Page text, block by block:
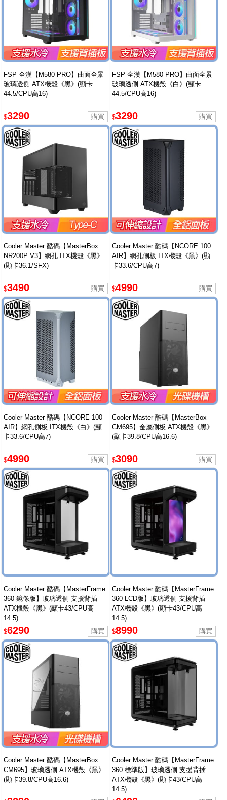
FSP 全漢【M580 PRO】曲面全景
玻璃透側 ATX機殼《黑》(顯卡
44.5/CPU高16)
$3290
FSP 全漢【M580 PRO】曲面全景
玻璃透側 ATX機殼《白》(顯卡
44.5/CPU高16)
$3290
Cooler Master 酷碼【MasterBox
NR200P V3】網孔 ITX機殼《黑》
(顯卡36.1/SFX)
$3490
Cooler Master 酷碼【NCORE 100
AIR】網孔側板 ITX機殼《黑》(顯
卡33.6/CPU高7)
$4990
Cooler Master 酷碼【NCORE 100
AIR】網孔側板 ITX機殼《白》(顯
卡33.6/CPU高7)
$4990
Cooler Master 酷碼【MasterBox
CM695】金屬側板 ATX機殼《黑》
(顯卡39.8/CPU高16.6)
$3090
Cooler Master 酷碼【MasterFrame
360 鏡像版】玻璃透側 支援背插
ATX機殼《黑》(顯卡43/CPU高
14.5)
$6290
Cooler Master 酷碼【MasterFrame
360 LCD版】玻璃透側 支援背插
ATX機殼《黑》(顯卡43/CPU高
14.5)
$8990
Cooler Master 酷碼【MasterBox
CM695】玻璃透側 ATX機殼《黑》
(顯卡39.8/CPU高16.6)
Cooler Master 酷碼【MasterFrame
360 標準版】玻璃透側 支援背插
ATX機殼《黑》(顯卡43/CPU高
14.5)